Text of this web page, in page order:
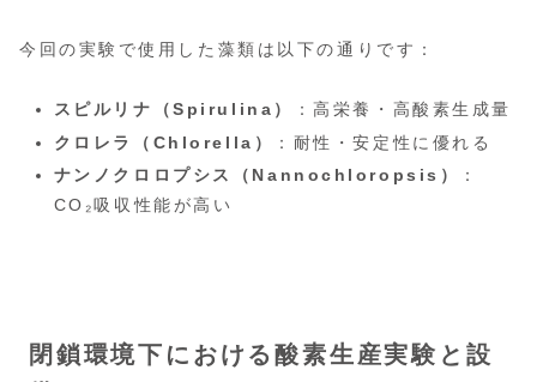
今回の実験で使用した藻類は以下の通りです：
スピルリナ（Spirulina）
：高栄養・高酸素生成量
クロレラ（Chlorella）
：耐性・安定性に優れる
ナンノクロロプシス（Nannochloropsis）
：
CO₂吸収性能が高い
閉鎖環境下における酸素生産実験と設